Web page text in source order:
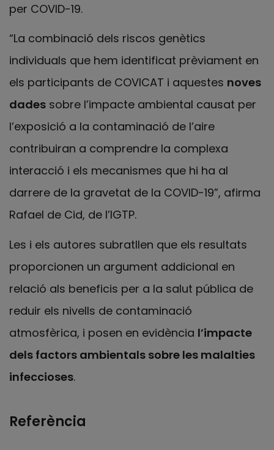
per COVID-19.
“La combinació dels riscos genètics
individuals que hem identificat prèviament en
els participants de COVICAT i aquestes noves
dades sobre l’impacte ambiental causat per
l’exposició a la contaminació de l’aire
contribuiran a comprendre la complexa
interacció i els mecanismes que hi ha al
darrere de la gravetat de la COVID-19”, afirma
Rafael de Cid, de l’IGTP.
Les i els autores subratllen que els resultats
proporcionen un argument addicional en
relació als beneficis per a la salut pública de
reduir els nivells de contaminació
atmosfèrica, i posen en evidència l’impacte
dels factors ambientals sobre les malalties
infeccioses.
Referència